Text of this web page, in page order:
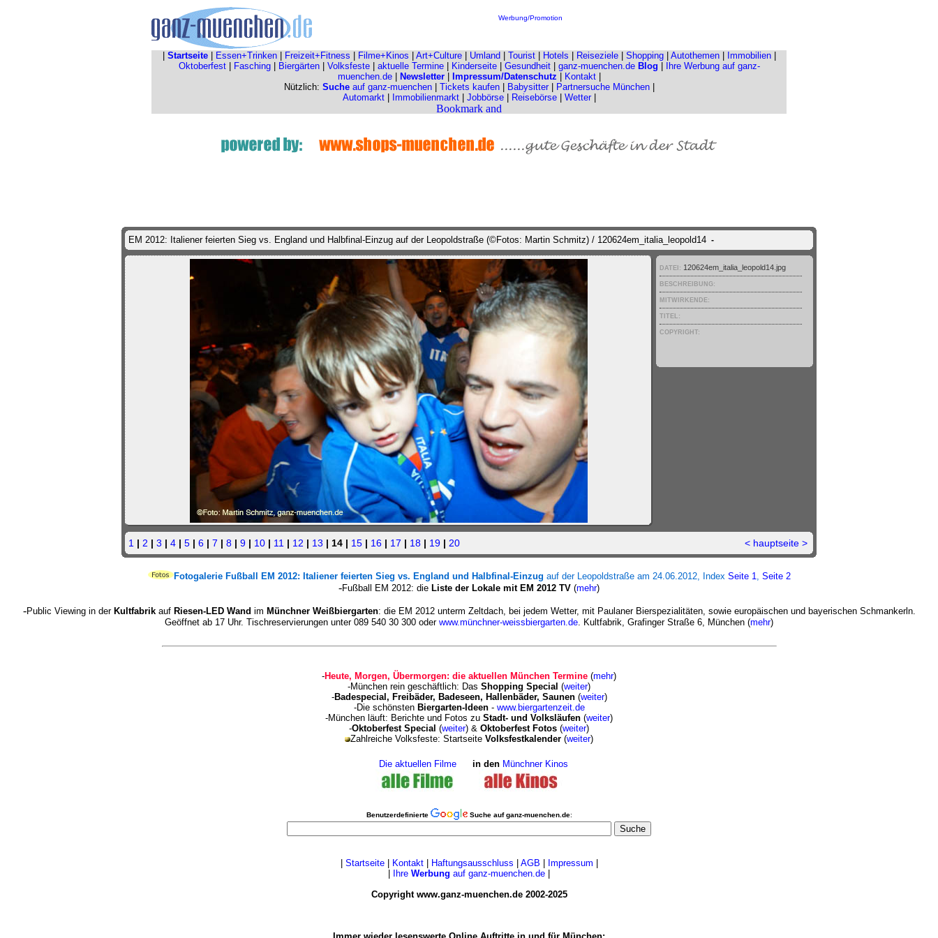
Werbung/Promotion
Startseite| Essen+Trinken| Freizeit+Fitness Filme+Kinos Art+Culture| Umland Tourist| Hotels Reiseziele| Shopping Autothemen Immobilien
Oktoberfest| Fasching| Biergärten| Volksfeste| aktuelle Termine| Kinderseite| Gesundheit| ganz-muenchen.de Blog
Ihre Werbung auf ganz-
muenchen.de| Newsletter| Impressum/Datenschutz Kontakt
Nützlich: Sucheauf ganz-muenchen| Tickets kaufen Babysitter Partnersuche München
Automarkt
Immobilienmarkt| Jobbörse| Reisebörse| Wetter|
EM 2012: Italiener feierten Sieg vs. England und Halbfinal-Einzug auf der Leopoldstraße (©Fotos: Martin Schmitz) / 120624em_italia_leopold14 -
DATEI: 120624em_italia_leopold14.jpg
BESCHREIBUNG:
MITWIRKENDE:
TITEL:
COPYRIGHT:
1 | 2 | 3 | 4 | 5 | 6 | 7 | 8 | 9 | 10 | 11 | 12 | 13 | 14 | 15 | 16 | 17 | 18 | 19 | 20 < hauptseite >
Fotogalerie Fußball EM 2012: Italiener feierten Sieg vs. England und Halbfinal-Einzug auf der Leopoldstraße am 24.06.2012, Index Seite 1, Seite 2
-Fußball EM 2012: die Liste der Lokale mit EM 2012 TV (mehr)
-Public Viewing in der Kultfabrik auf Riesen-LED Wand im Münchner Weißbiergarten: die EM 2012 unterm Zeltdach, bei jedem Wetter, mit Paulaner Bierspezialitäten, sowie europäischen und bayerischen Schmankerln.
Geöffnet ab 17 Uhr. Tischreservierungen unter 089 540 30 300 oder www.münchner-weissbiergarten.de. Kultfabrik, Grafinger Straße 6, München (mehr)
-Heute, Morgen, Übermorgen: die aktuellen München Termine (mehr)
-München rein geschäftlich: Das Shopping Special (weiter)
-Badespecial, Freibäder, Badeseen, Hallenbäder, Saunen(weiter)
-Die schönsten Biergarten-Ideen- www.biergartenzeit.de
-München läuft: Berichte und Fotos zu Stadt- und Volksläufen (weiter)
-Oktoberfest Special (weiter) & Oktoberfest Fotos (weiter)
Zahlreiche Volksfeste: Startseite Volksfestkalender (weiter)
Die aktuellen Filme in den Münchner Kinos
Benutzerdefinierte Suche auf ganz-muenchen.de:
Startseite| Kontakt| Haftungsausschluss AGB Impressum
Ihre Werbung auf ganz-muenchen.de
Copyright www.ganz-muenchen.de 2002-2025